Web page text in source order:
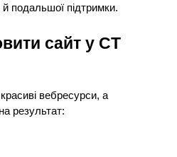
подальшої підтримки.
сайт у CT
вебресурси, а
результат: